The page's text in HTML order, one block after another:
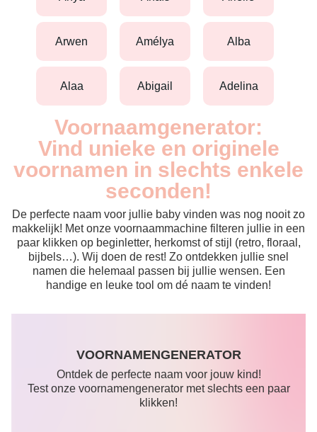
arwen amélya alba
alaa abigail adelina
Voornaamgenerator:
Vind unieke en originele
voornamen in slechts enkele
seconden!
De perfecte naam voor jullie baby vinden was nog nooit zo
makkelijk! Met onze voornaammachine filteren jullie in een
paar klikken op beginletter, herkomst of stijl (retro, floraal,
bijbels…). Wij doen de rest! Zo ontdekken jullie snel
namen die helemaal passen bij jullie wensen. Een
handige en leuke tool om dé naam te vinden!
VOORNAMENGENERATOR
Ontdek de perfecte naam voor jouw kind!
Test onze voornamengenerator met slechts een paar
klikken!